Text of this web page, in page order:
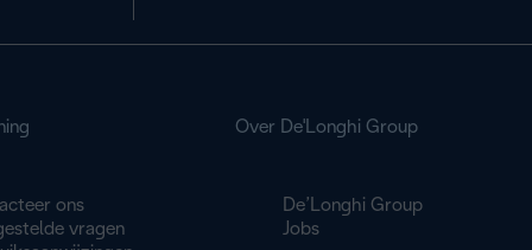
ons
vragen
Over De'Longhi Group
De’Longhi Group
Jobs